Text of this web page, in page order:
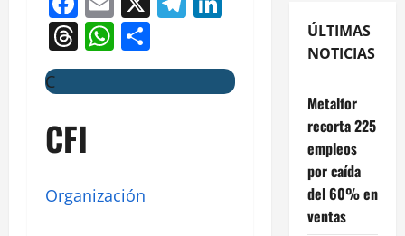
Threads
WhatsApp
C
CFI
Organización
ÚLTIMAS
NOTICIAS
Metalfor
recorta 225
empleos
por caída
del 60% en
ventas